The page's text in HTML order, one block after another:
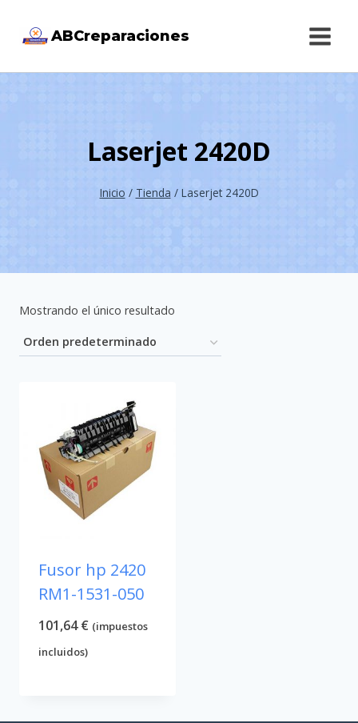
ABCreparaciones
Laserjet 2420D
Inicio / Tienda / Laserjet 2420D
Mostrando el único resultado
Fusor hp 2420
RM1-1531-050
101,64€ (impuestos
incluidos)